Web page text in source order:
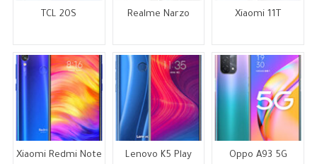
TCL 20S Realme Narzo Xiaomi 11T
Xiaomi Redmi Note
Lenovo K5 Play Oppo A93 5G